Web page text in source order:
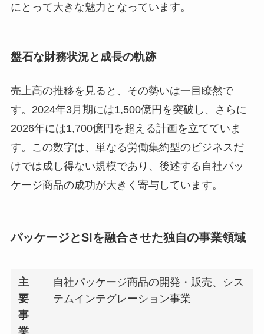
にとって大きな魅力となっています。
盤石な財務状況と成長の軌跡
売上高の推移を見ると、その勢いは一目瞭然で
す。2024年3月期には1,500億円を突破し、さらに
2026年には1,700億円を超える計画を立てていま
す。この数字は、単なる労働集約型のビジネスだ
けでは成し得ない規模であり、後述する自社パッ
ケージ商品の成功が大きく寄与しています。
パッケージとSIを融合させた独自の事業領域
主
要
事
業
自社パッケージ商品の開発・販売、シス
テムインテグレーション事業